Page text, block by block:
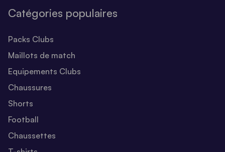
Catégories populaires
Packs Clubs
Maillots de match
Equipements Clubs
Chaussures
Shorts
Football
Chaussettes